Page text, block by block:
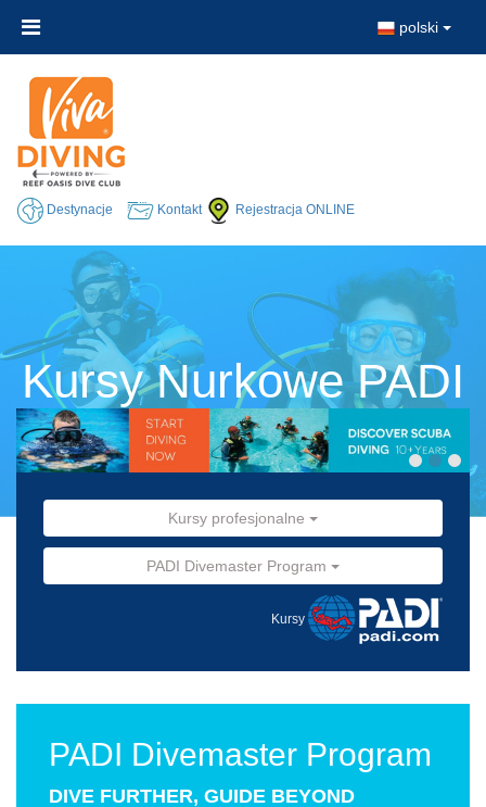
polski
Destynacje Kontakt Rejestracja ONLINE
Kursy Nurkowe PADI
Kursy profesjonalne
PADI Divemaster Program
Kursy
PADI Divemaster Program
DIVE FURTHER, GUIDE BEYOND